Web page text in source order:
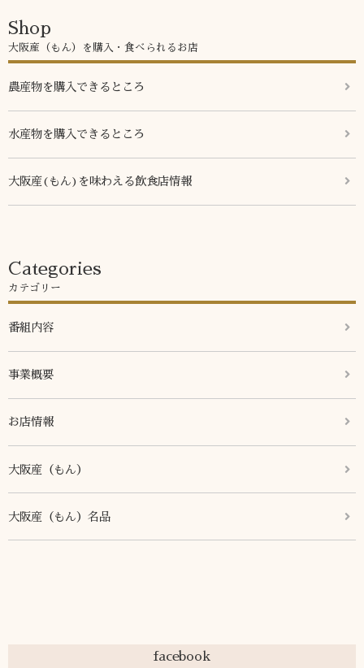
Shop
大阪産（もん）を購入・食べられるお店
農産物を購入できるところ
水産物を購入できるところ
大阪産(もん)を味わえる飲食店情報
Categories
カテゴリー
番組内容
事業概要
お店情報
大阪産（もん）
大阪産（もん）名品
facebook